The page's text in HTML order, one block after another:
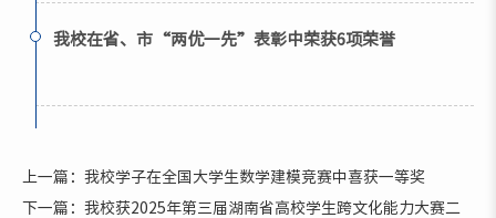
我校在省、市“两优一先”表彰中荣获6项荣誉
上一篇：我校学子在全国大学生数学建模竞赛中喜获一等奖
下一篇：我校获2025年第三届湖南省高校学生跨文化能力大赛二